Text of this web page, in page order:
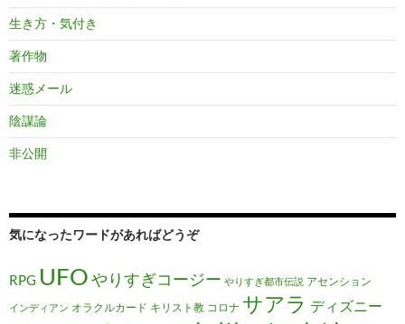
生き方・気付き
著作物
迷惑メール
陰謀論
非公開
気になったワードがあればどうぞ
RPG UFOやりすぎコージー やりすぎ都市伝説 アセンション
インディアン オラクルカード キリスト教 コロナ サアラ ディズニー